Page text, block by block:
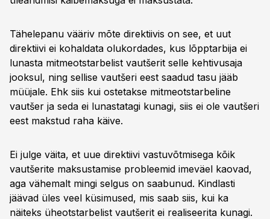
Tähelepanu vääriv mõte direktiivis on see, et uut
direktiivi ei kohaldata olukordades, kus lõpptarbija ei
lunasta mitmeotstarbelist vautšerit selle kehtivusaja
jooksul, ning sellise vautšeri eest saadud tasu jääb
müüjale. Ehk siis kui ostetakse mitmeotstarbeline
vautšer ja seda ei lunastatagi kunagi, siis ei ole vautšeri
eest makstud raha käive.
Ei julge väita, et uue direktiivi vastuvõtmisega kõik
vautšerite maksustamise probleemid imeväel kaovad,
aga vähemalt mingi selgus on saabunud. Kindlasti
jäävad üles veel küsimused, mis saab siis, kui ka
näiteks üheotstarbelist vautšerit ei realiseerita kunagi.